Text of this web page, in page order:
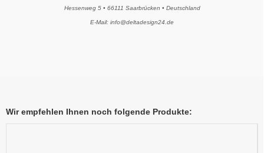
Hessenweg 5 • 66111 Saarbrücken • Deutschland
E-Mail: info@deltadesign24.de
Wir empfehlen Ihnen noch folgende Produkte: